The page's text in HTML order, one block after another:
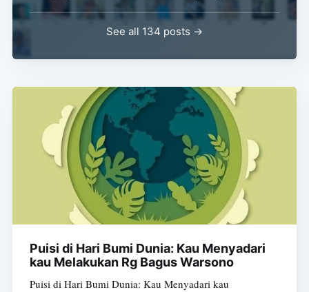
See all 134 posts →
Puisi di Hari Bumi Dunia: Kau Menyadari
kau Melakukan Rg Bagus Warsono
Puisi di Hari Bumi Dunia: Kau Menyadari kau